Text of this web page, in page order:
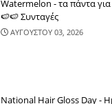
Watermelon - τα πάντα
🍉🍉 Συνταγές
ΑΥΓΟΥΣΤΟΥ 03, 2026
National Hair Gloss Day -